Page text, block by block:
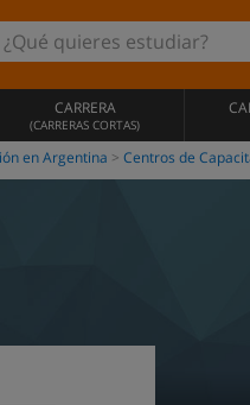
CARRERA
(CARRERAS CORTAS)
en Argentina Centros de